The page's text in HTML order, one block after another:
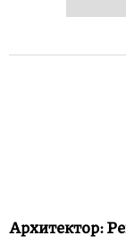
Архитектор: